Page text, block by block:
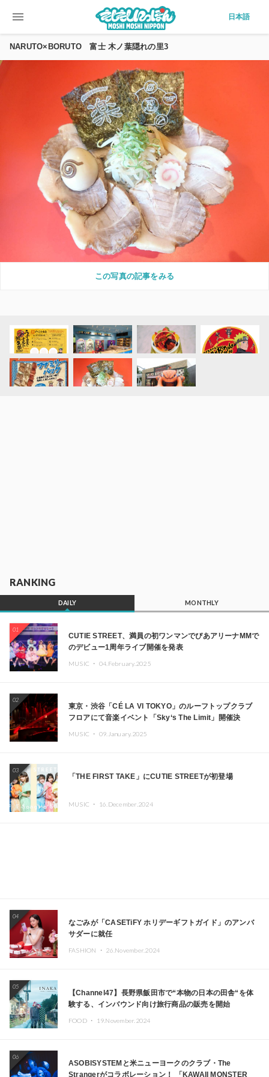
menu 日本語
NARUTO×BORUTO 富士 木ノ葉隠れの里3
この写真の記事をみる
RANKING
DAILY MONTHLY
01
CUTIE STREET、満員の初ワンマンでぴあアリーナMMで
のデビュー1周年ライブ開催を発表
MUSIC ・ 04.February.2025
02
東京・渋谷「CÉ LA VI TOKYO」のルーフトップクラブ
フロアにて音楽イベント「Sky‘s The Limit」開催決
MUSIC ・ 09.January.2025
03
「THE FIRST TAKE」にCUTIE STREETが初登場
MUSIC ・ 16.December.2024
04
なごみが「CASETiFY ホリデーギフトガイド」のアンバ
サダーに就任
FASHION ・ 26.November.2024
05
【Channel47】長野県飯田市で“本物の日本の田舎“を体
験する、インバウンド向け旅行商品の販売を開始
FOOD ・ 19.November.2024
06
ASOBISYSTEMと米ニューヨークのクラブ・The
Strangerがコラボレーション！ 「KAWAII MONSTER